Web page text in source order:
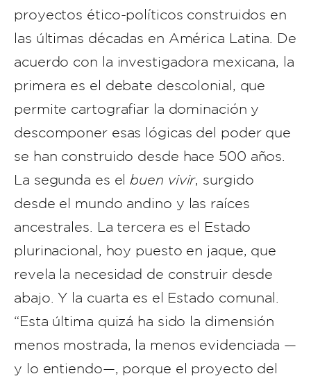
proyectos ético-políticos construidos en
las últimas décadas en América Latina. De
acuerdo con la investigadora mexicana, la
primera es el debate descolonial, que
permite cartografiar la dominación y
descomponer esas lógicas del poder que
se han construido desde hace 500 años.
La segunda es elbuen vivir, surgido
desde el mundo andino y las raíces
ancestrales. La tercera es el Estado
plurinacional, hoy puesto en jaque, que
revela la necesidad de construir desde
abajo. Y la cuarta es el Estado comunal.
“Esta última quizá ha sido la dimensión
menos mostrada, la menos evidenciada —
y lo entiendo—, porque el proyecto del